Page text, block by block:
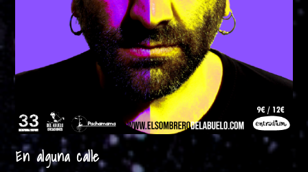
En alguna calle